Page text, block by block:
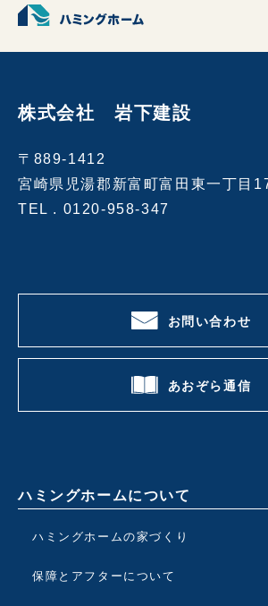
株式会社 岩下建設
〒889-1412
宮崎県児湯郡新富町富田東一丁目
TEL . 0120-958-347
お問い合わせ
あおぞら通信
ハミングホームについて
ハミングホームの家づくり
保障とアフターについて